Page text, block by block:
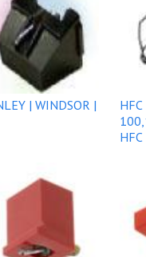
| WINDSOR |
HFC